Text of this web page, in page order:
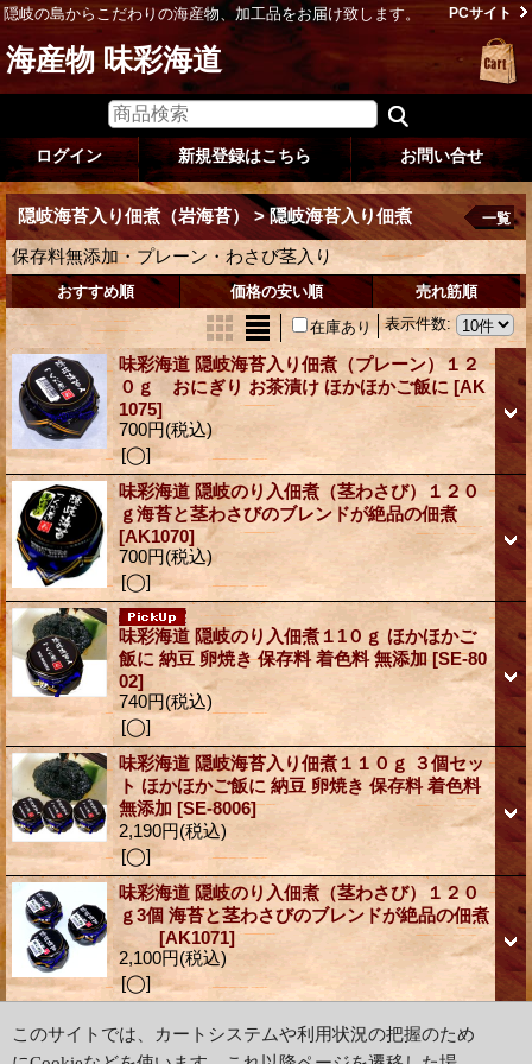
隠岐の島からこだわりの海産物、加工品をお届け致します。 PCサイト
海産物 味彩海道
ログイン 新規登録はこちら お問い合せ
隠岐海苔入り佃煮（岩海苔） > 隠岐海苔入り佃煮
保存料無添加・プレーン・わさび茎入り
一覧
おすすめ順 価格の安い順
売れ筋順
表示件数:
在庫あり
味彩海道 隠岐海苔入り佃煮（プレーン）１２
０ｇ おにぎり お茶漬け ほかほかご飯に [AK
1075]
700円(税込)
[◯]
味彩海道 隠岐のり入佃煮（茎わさび）１２０
ｇ海苔と茎わさびのブレンドが絶品の佃煮
[AK1070]
700円(税込)
[◯]
味彩海道 隠岐のり入佃煮１1０ｇ ほかほかご
飯に 納豆 卵焼き 保存料 着色料 無添加[SE-80
02]
740円(税込)
[◯]
味彩海道 隠岐海苔入り佃煮１１０ｇ ３個セッ
ト ほかほかご飯に 納豆 卵焼き 保存料 着色料
無添加 [SE-8006]
2,190円(税込)
[◯]
味彩海道 隠岐のり入佃煮（茎わさび）１２０
ｇ3個 海苔と茎わさびのブレンドが絶品の佃煮
[AK1071]
2,100円(税込)
[◯]
このサイトでは、カートシステムや利用状況の把握のため